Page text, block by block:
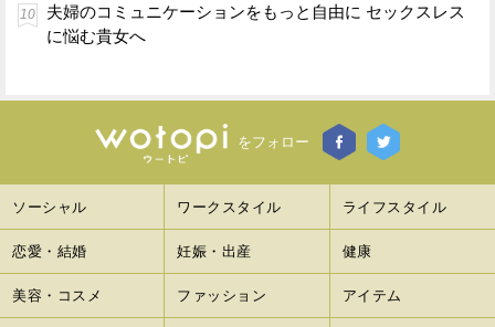
夫婦のコミュニケーションをもっと自由に セックスレス
に悩む貴女へ
をフォロー
ソーシャル ワークスタイル ライフスタイル
恋愛・結婚 妊娠・出産 健康
美容・コスメ ファッション アイテム